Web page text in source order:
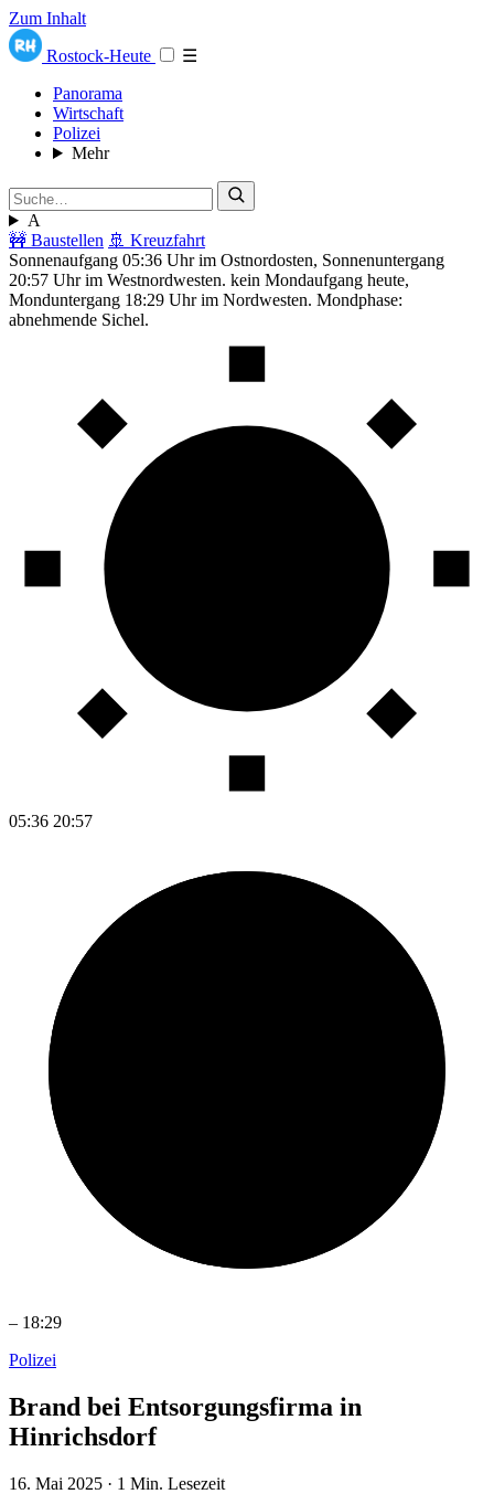
Zum Inhalt
Rostock-Heute
☰
Panorama
Wirtschaft
Polizei
Mehr
A
🚧 Baustellen 🚢 Kreuzfahrt
Sonnenaufgang 05:36 Uhr im Ostnordosten, Sonnenuntergang
20:57 Uhr im Westnordwesten. kein Mondaufgang heute,
Monduntergang 18:29 Uhr im Nordwesten. Mondphase:
abnehmende Sichel.
05:36 20:57
– 18:29
Polizei
Brand bei Entsorgungsfirma in
Hinrichsdorf
16. Mai 2025 · 1 Min. Lesezeit